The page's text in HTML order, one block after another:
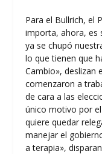
Para el Bullrich, el
importa, ahora, es
ya se chupó
lo que tienen que
Cambio», deslizan
comenzaron a
de cara a las
único motivo por
quiere quedar
manejar el
a terapia»,